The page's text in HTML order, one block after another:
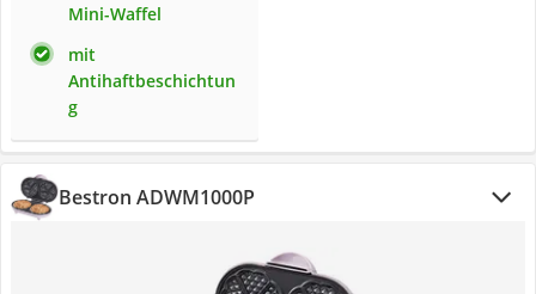
Mini-Waffel
mit
Antihaftbeschichtun
g
Bestron ADWM1000P